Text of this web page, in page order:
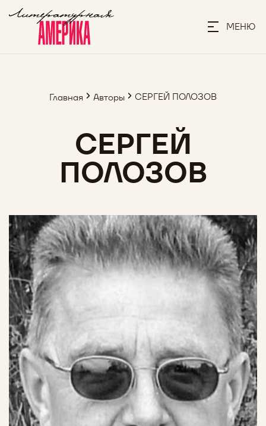
МЕНЮ
СЕРГЕЙ
ПОЛОЗОВ
Главная Авторы СЕРГЕЙ ПОЛОЗОВ